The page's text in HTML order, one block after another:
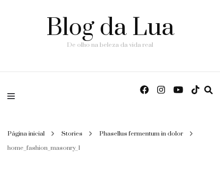
Blog da Lua
De olho na beleza da vida real
Página inicial Stories
Phasellus fermentum in dolor
home_fashion_masonry_1